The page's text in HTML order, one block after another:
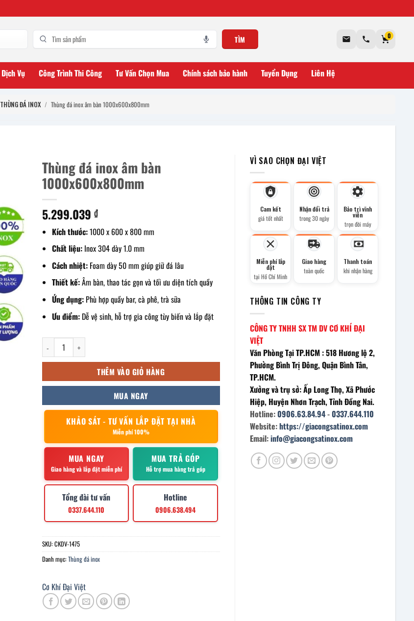
TÌM 0
Dịch Vụ Công Trình Thi Công Tư Vấn Chọn Mua Chính sách bảo hành Tuyển Dụng Liên Hệ
THÙNG ĐÁ INOX / Thùng đá inox âm bàn 1000x600x800mm
Thùng đá inox âm bàn
1000x600x800mm
5.299.039 ₫
Kích thước:1000 x 600 x 800 mm
Chất liệu: Inox 304 dày 1.0 mm
Cách nhiệt: Foam dày 50 mm giúp giữ đá lâu
Thiết kế:Âm bàn, thao tác gọn và tối ưu diện tích quầy
Ứng dụng: Phù hợp quầy bar, cà phê, trà sữa
Ưu điểm: Dễ vệ sinh, hỗ trợ gia công tùy biến và lắp đặt
Thùng đá inox âm bàn 1000x600x800mm số lượng
THÊM VÀO GIỎ HÀNG
MUA NGAY
KHẢO SÁT - TƯ VẤN LẮP ĐẶT TẠI NHÀ
Miễn phí 100%
MUA NGAY
Giao hàng và lắp đặt miễn phí
MUA TRẢ GÓP
Hỗ trợ mua hàng trả góp
Tổng đài tư vấn
0337.644.110
Hotline
0906.638.494
SKU:CKDV-1475
Danh mục:Thùng đá inox
Cơ Khí Đại Việt
VÌ SAO CHỌN ĐẠI VIỆT
Cam kết
giá tốt nhất
Nhận đổi trả
trong 30 ngày
Bảo trì vĩnh
viễn
trọn đời máy
Miễn phí lắp
đặt
tại Hồ Chí Minh
Giao hàng
toàn quốc
Thanh toán
khi nhận hàng
THÔNG TIN CÔNG TY
CÔNG TY TNHH SX TM DV CƠ KHÍ ĐẠI
VIỆT
Văn Phòng Tại TP.HCM : 518 Hương lộ 2,
Phường Bình Trị Đông, Quận Bình Tân,
TP.HCM.
Xưởng và trụ sở: Ấp Long Thọ, Xã Phước
Hiệp, Huyện Nhơn Trạch, Tỉnh Đồng Nai.
Hotline:0906.63.84.94-0337.644.110
Website:https://giacongsatinox.com
Email:info@giacongsatinox.com